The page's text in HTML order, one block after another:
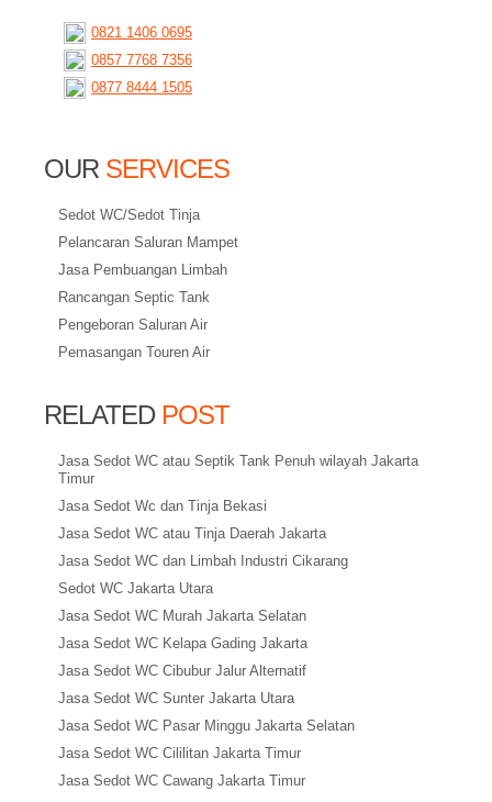
0821 1406 0695
0857 7768 7356
0877 8444 1505
OUR SERVICES
Sedot WC/Sedot Tinja
Pelancaran Saluran Mampet
Jasa Pembuangan Limbah
Rancangan Septic Tank
Pengeboran Saluran Air
Pemasangan Touren Air
RELATED POST
Jasa Sedot WC atau Septik Tank Penuh wilayah Jakarta
Timur
Jasa Sedot Wc dan Tinja Bekasi
Jasa Sedot WC atau Tinja Daerah Jakarta
Jasa Sedot WC dan Limbah Industri Cikarang
Sedot WC Jakarta Utara
Jasa Sedot WC Murah Jakarta Selatan
Jasa Sedot WC Kelapa Gading Jakarta
Jasa Sedot WC Cibubur Jalur Alternatif
Jasa Sedot WC Sunter Jakarta Utara
Jasa Sedot WC Pasar Minggu Jakarta Selatan
Jasa Sedot WC Cililitan Jakarta Timur
Jasa Sedot WC Cawang Jakarta Timur